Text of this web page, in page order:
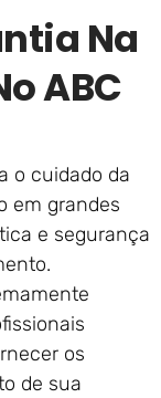
Na
ABC
o cuidado da
em grandes
e segurança
os
de sua